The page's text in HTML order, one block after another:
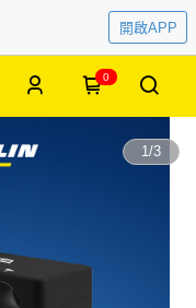
開啟APP
0
1/3